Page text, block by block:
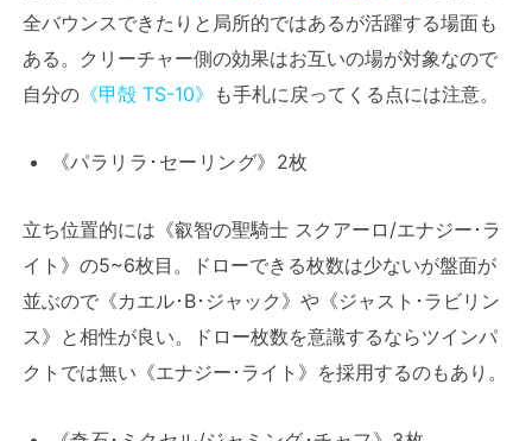
全バウンスできたりと局所的ではあるが活躍する場面も
ある。クリーチャー側の効果はお互いの場が対象なので
自分の 《甲殻 TS-10》 も手札に戻ってくる点には注意。
《パラリラ･セーリング》2枚
立ち位置的には《叡智の聖騎士 スクアーロ/エナジー･ラ
イト》の5~6枚目。ドローできる枚数は少ないが盤面が
並ぶので《カエル･B･ジャック》や《ジャスト･ラビリン
ス》と相性が良い。ドロー枚数を意識するならツインパ
クトでは無い《エナジー･ライト》を採用するのもあり。